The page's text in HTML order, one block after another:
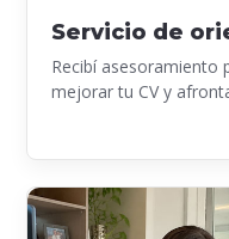
Servicio de
Recibí asesoramiento
mejorar tu CV y